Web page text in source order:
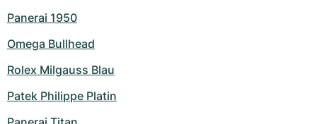
Panerai 1950
Omega Bullhead
Rolex Milgauss Blau
Patek Philippe Platin